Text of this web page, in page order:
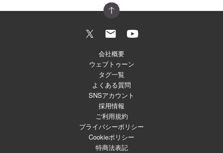
会社概要
ウェブトゥーン
タグ一覧
よくある質問
SNSアカウント
採用情報
ご利用規約
プライバシーポリシー
Cookieポリシー
特商法表記